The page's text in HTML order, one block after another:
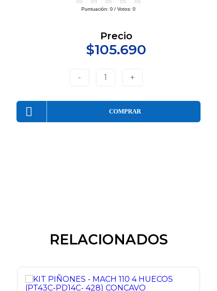
Puntuación: 0 / Votos: 0
Precio
$105.690
- 1 +
COMPRAR
RELACIONADOS